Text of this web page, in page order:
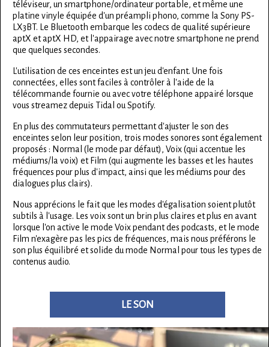
téléviseur, un smartphone/ordinateur portable, et même une
platine vinyle équipée d'un préampli phono, comme la Sony PS-
LX3BT. Le Bluetooth embarque les codecs de qualité supérieure
aptX et aptX HD, et l'appairage avec notre smartphone ne prend
que quelques secondes.
L'utilisation de ces enceintes est un jeu d'enfant. Une fois
connectées, elles sont faciles à contrôler à l'aide de la
télécommande fournie ou avec votre téléphone appairé lorsque
vous streamez depuis Tidal ou Spotify.
En plus des commutateurs permettant d'ajuster le son des
enceintes selon leur position, trois modes sonores sont également
proposés : Normal (le mode par défaut), Voix (qui accentue les
médiums/la voix) et Film (qui augmente les basses et les hautes
fréquences pour plus d'impact, ainsi que les médiums pour des
dialogues plus clairs).
Nous apprécions le fait que les modes d'égalisation soient plutôt
subtils à l'usage. Les voix sont un brin plus claires et plus en avant
lorsque l'on active le mode Voix pendant des podcasts, et le mode
Film n'exagère pas les pics de fréquences, mais nous préférons le
son plus équilibré et solide du mode Normal pour tous les types de
contenus audio.
LE SON